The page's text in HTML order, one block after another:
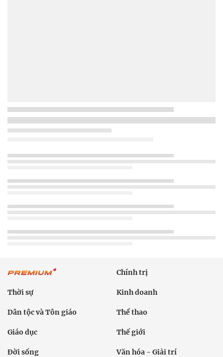
Chính trị
Thời sự Kinh doanh
Dân tộc và Tôn giáo Thể thao
Giáo dục Thế giới
Đời sống Văn hóa - Giải trí